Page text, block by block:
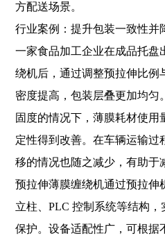
方配送场景。
行业案例：提升包装一致性并
一家食品加工企业在成品托盘
绕机后，通过调整预拉伸比例
密度提高，包装层叠更加均匀
固度的情况下，薄膜耗材使用
定性得到改善。在车辆运输过
移的情况也随之减少，有助于
预拉伸薄膜缠绕机通过预拉伸
立柱、PLC 控制系统等结构
保护。设备适配性广，可根据